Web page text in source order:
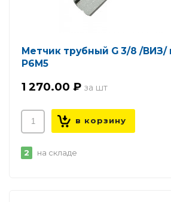
Метчик трубный G 3/8 /ВИЗ/
Р6М5
1 270.00 ₽
2 на складе